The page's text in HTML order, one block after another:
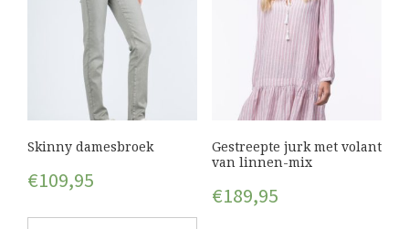
Skinny damesbroek
€109,95
Gestreepte jurk met volant
van linnen-mix
€189,95